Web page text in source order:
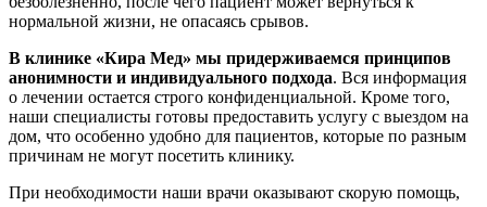
нормальной жизни, не опасаясь срывов.
В клинике «Кира Мед» мы придерживаемся принципов
анонимности и индивидуального подхода. Вся информация
о лечении остается строго конфиденциальной. Кроме того,
наши специалисты готовы предоставить услугу с выездом на
дом, что особенно удобно для пациентов, которые по разным
причинам не могут посетить клинику.
При необходимости наши врачи оказывают скорую помощь,